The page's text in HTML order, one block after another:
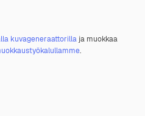
kuvageneraattorilla ja muokkaa
.